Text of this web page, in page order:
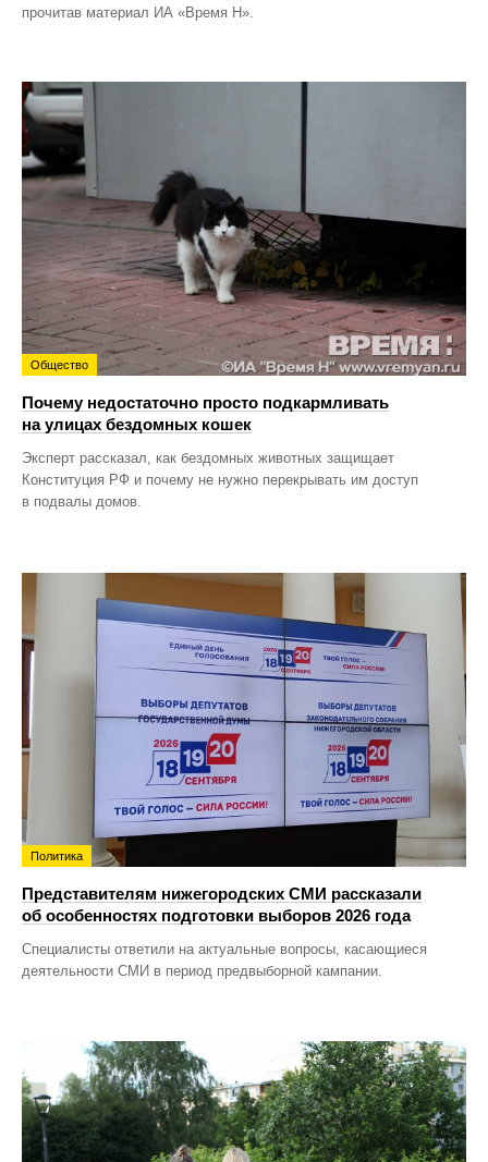
прочитав материал ИА «Время Н».
Общество
Почему недостаточно просто подкармливать
на улицах бездомных кошек
Эксперт рассказал, как бездомных животных защищает
Конституция РФ и почему не нужно перекрывать им доступ
в подвалы домов.
Политика
Представителям нижегородских СМИ рассказали
об особенностях подготовки выборов 2026 года
Специалисты ответили на актуальные вопросы, касающиеся
деятельности СМИ в период предвыборной кампании.